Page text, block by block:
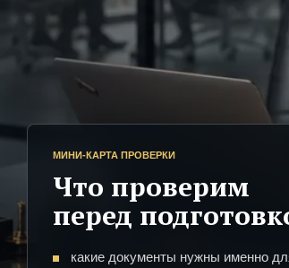
МИНИ-КАРТА ПРОВЕРКИ
Что проверим
перед
какие документы нужны именно